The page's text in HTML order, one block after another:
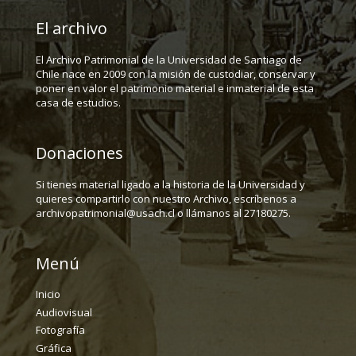
El archivo
El Archivo Patrimonial de la Universidad de Santiago de
Chile nace en 2009 con la misión de custodiar, conservar y
poner en valor el patrimonio material e inmaterial de esta
casa de estudios.
Donaciones
Si tienes material ligado a la historia de la Universidad y
quieres compartirlo con nuestro Archivo, escríbenos a
archivopatrimonial@usach.cl o llámanos al 27180275.
Menú
Inicio
Audiovisual
Fotografía
Gráfica